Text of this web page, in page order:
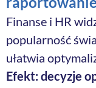
Finanse i HR
popularność
ułatwia
Efekt: decyzje